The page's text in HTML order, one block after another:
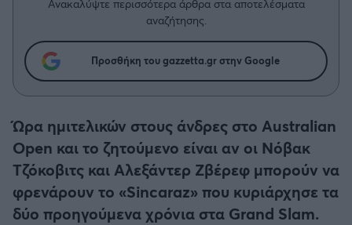
Δημήτρης Τσορμπατζόγλου
Λεβαδειακός
Βόλος
Ατρόμητος Αθηνών
Συνεντεύξεις
Μια Ιστορία από την Πόλη
Ανακαλύψτε περισσότερα άρθρα στα αποτελέσματα
αναζήτησης.
Προσθήκη του gazzetta.gr στην Google
Ώρα ημιτελικών στους άνδρες στο Australian
Open και το ζητούμενο είναι αν οι Νόβακ
Τζόκοβιτς και Αλεξάντερ Ζβέρεφ μπορούν να
φρενάρουν το «Sincaraz» που κυριάρχησε τα
δύο προηγούμενα χρόνια στα Grand Slam.